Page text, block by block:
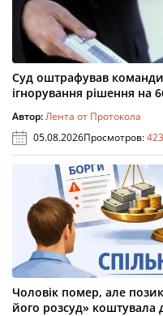
Суд оштрафував
ігнорування рішення на
Автор:Лента от Протокола
05.08.2026Просмотров:423
Чоловік помер, але
його розсуд» коштувала